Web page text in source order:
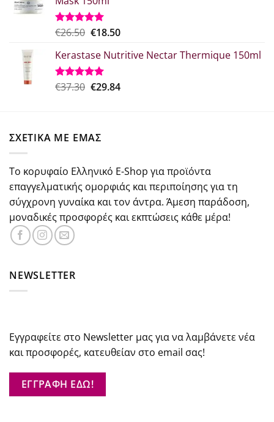
€18.00.
Βαθμολογήθηκε
από 5
€26.50 Original
was:
€26.50.
€18.50Η
τιμή
€18.50.
Kerastase Nutritive Nectar Thermique 150ml
Βαθμολογήθηκε
€37.30 Original
€29.84Η
ΣΧΕΤΙΚΑ ΜΕ ΕΜΑΣ
Το κορυφαίο Ελληνικό E-Shop για προϊόντα
επαγγελματικής ομορφιάς και περιποίησης για τη
σύγχρονη γυναίκα και τον άντρα. Άμεση παράδοση,
μοναδικές προσφορές και εκπτώσεις κάθε μέρα!
NEWSLETTER
Εγγραφείτε στο Newsletter μας για να λαμβάνετε νέα
και προσφορές, κατευθείαν στο email σας!
ΕΓΓΡΑΦΗ ΕΔΩ!